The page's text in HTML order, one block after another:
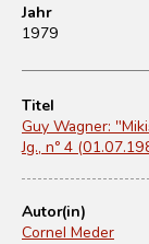
Jahr
1979
Titel
Guy Wagner:
Jg., nº 4
Autor(in)
Cornel Meder